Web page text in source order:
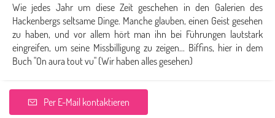
Wie jedes Jahr um diese Zeit geschehen in den Galerien des
Hackenbergs seltsame Dinge. Manche glauben, einen Geist gesehen
zu haben, und vor allem hört man ihn bei Führungen lautstark
eingreifen, um seine Missbilligung zu zeigen... Biffins, hier in dem
Buch "On aura tout vu" (Wir haben alles gesehen)
Per E-Mail kontaktieren